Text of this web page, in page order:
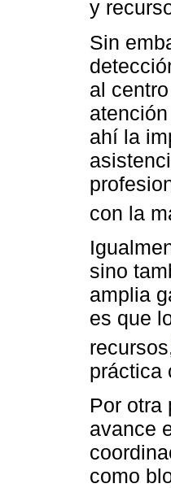
y
Sin
al
ahí la
con la
sino
amplia
es que
práctica
Por otra
avance
como